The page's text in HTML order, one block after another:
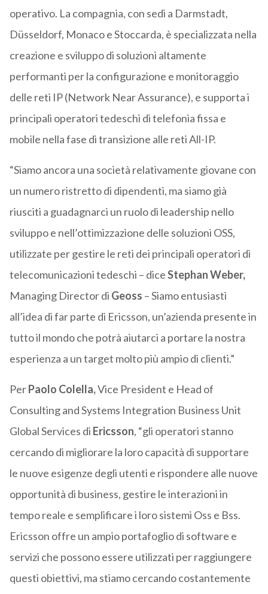
operativo. La compagnia, con sedi a Darmstadt,
Düsseldorf, Monaco e Stoccarda, è specializzata nella
creazione e sviluppo di soluzioni altamente
performanti per la configurazione e monitoraggio
delle reti IP (Network Near Assurance), e supporta i
principali operatori tedeschi di telefonia fissa e
mobile nella fase di transizione alle reti All-IP.
“Siamo ancora una società relativamente giovane con
un numero ristretto di dipendenti, ma siamo già
riusciti a guadagnarci un ruolo di leadership nello
sviluppo e nell’ottimizzazione delle soluzioni OSS,
utilizzate per gestire le reti dei principali operatori di
telecomunicazioni tedeschi – diceStephan Weber,
Managing Director di Geoss – Siamo entusiasti
all’idea di far parte di Ericsson, un’azienda presente in
tutto il mondo che potrà aiutarci a portare la nostra
esperienza a un target molto più ampio di clienti.”
PerPaolo Colella,Vice President e Head of
Consulting and Systems Integration Business Unit
Global Services di Ericsson, “gli operatori stanno
cercando di migliorare la loro capacità di supportare
le nuove esigenze degli utenti e rispondere alle nuove
opportunità di business, gestire le interazioni in
tempo reale e semplificare i loro sistemi Oss e Bss.
Ericsson offre un ampio portafoglio di software e
servizi che possono essere utilizzati per raggiungere
questi obiettivi, ma stiamo cercando costantemente